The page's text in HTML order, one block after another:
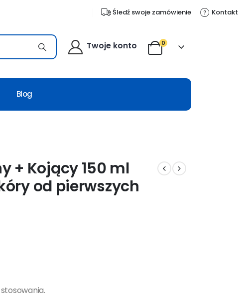
Śledź swoje zamówienie Kontakt
Twoje konto 0
Blog
+ Kojący 150 ml
od pierwszych